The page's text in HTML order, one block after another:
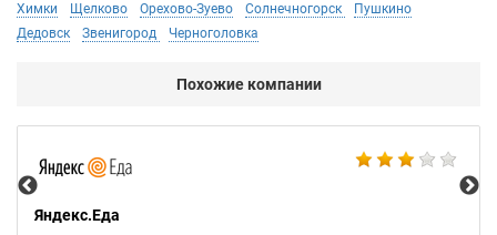
Химки
Щелково Орехово-Зуево Солнечногорск
Пушкино
Дедовск
Звенигород Черноголовка
Похожие компании
Яндекс.Еда